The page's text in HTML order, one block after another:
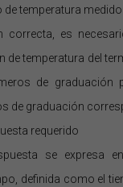
de temperatura medido
correcta, es
de temperatura del
de graduación
de graduación
requerido
se expresa
definida como el